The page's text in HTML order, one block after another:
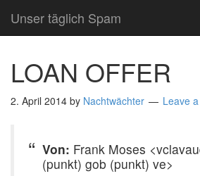
Unser täglich Spam
LOAN OFFER
2. April 2014 by Nachtwächter Leave
Von: Frank Moses
(punkt) gob (punkt) ve>